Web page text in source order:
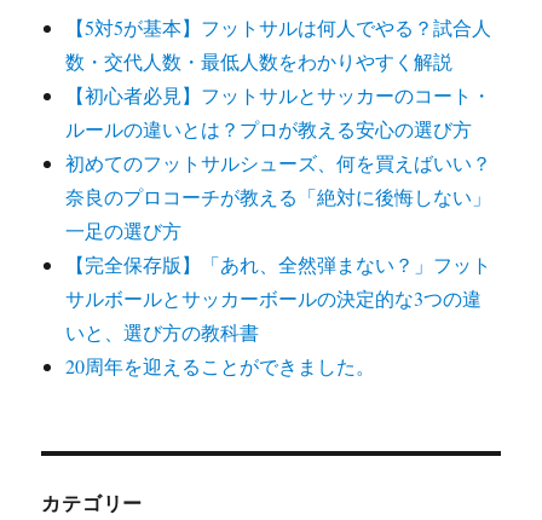
【5対5が基本】フットサルは何人でやる？試合人
数・交代人数・最低人数をわかりやすく解説
【初心者必見】フットサルとサッカーのコート・
ルールの違いとは？プロが教える安心の選び方
初めてのフットサルシューズ、何を買えばいい？
奈良のプロコーチが教える「絶対に後悔しない」
一足の選び方
【完全保存版】「あれ、全然弾まない？」フット
サルボールとサッカーボールの決定的な3つの違
いと、選び方の教科書
20周年を迎えることができました。
カテゴリー